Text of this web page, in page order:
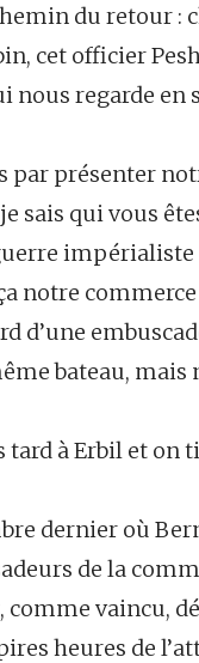
du retour :
cet officier
nous regarde
par présenter
sais qui vous
impérialiste
notre commerce
d’une
bateau,
à Erbil et on
dernier où
de la
comme vaincu,
heures de